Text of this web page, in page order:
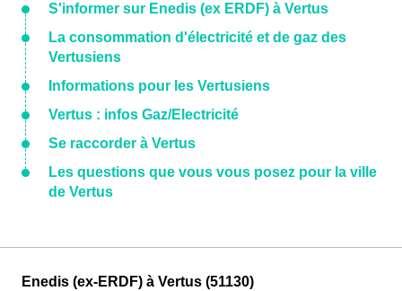
S'informer sur Enedis (ex ERDF) à Vertus
La consommation d'électricité et de gaz des
Vertusiens
Informations pour les Vertusiens
Vertus : infos Gaz/Electricité
Se raccorder à Vertus
Les questions que vous vous posez pour la ville
de Vertus
Enedis (ex-ERDF) à Vertus (51130)